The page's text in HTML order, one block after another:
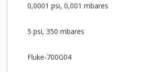
0,0001 psi, 0,001 mbares
5 psi, 350 mbares
Fluke-700G04